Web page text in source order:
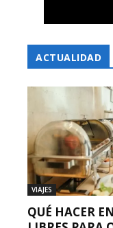
ACTUALIDAD
VIAJES
QUÉ HACER